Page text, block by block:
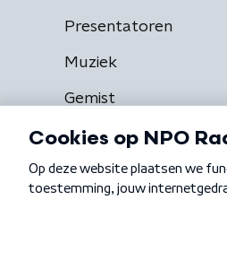
Presentatoren
Muziek
Gemist
Algemene voorwaarden